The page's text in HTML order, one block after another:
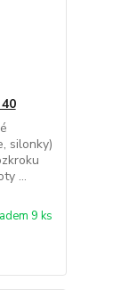
silonky)
...
9 ks